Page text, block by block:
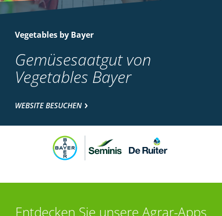
Vegetables by Bayer
Gemüsesaatgut von
Vegetables Bayer
WEBSITE BESUCHEN
Entdecken Sie unsere Agrar-Apps